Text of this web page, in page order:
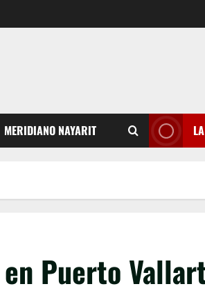
MERIDIANO NAYARIT
Puerto